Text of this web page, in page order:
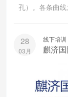
孔）。各条曲
28
03月
线下培训
麒济